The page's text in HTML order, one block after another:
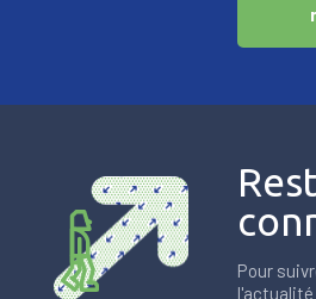
Pour
l'actualité